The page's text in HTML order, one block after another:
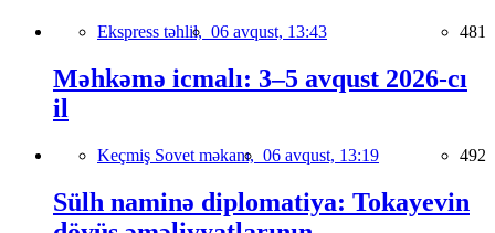
Ekspress təhlil, 06 avqust, 13:43 481
Məhkəmə icmalı: 3–5 avqust 2026-cı
il
Keçmiş Sovet məkanı, 06 avqust, 13:19 492
Sülh naminə diplomatiya: Tokayevin